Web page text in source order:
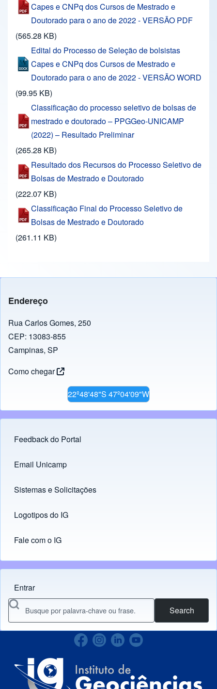
Capes e CNPq dos Cursos de Mestrado e
Doutorado para o ano de 2022 - VERSÃO PDF
(565.28 KB)
Edital do Processo de Seleção de bolsistas
Capes e CNPq dos Cursos de Mestrado e
Doutorado para o ano de 2022 - VERSÃO WORD
(99.95 KB)
Classificação do processo seletivo de bolsas de
mestrado e doutorado – PPGGeo-UNICAMP
(2022) – Resultado Preliminar
(265.28 KB)
Resultado dos Recursos do Processo Seletivo de
Bolsas de Mestrado e Doutorado
(222.07 KB)
Classificação Final do Processo Seletivo de
Bolsas de Mestrado e Doutorado
(261.11 KB)
Endereço
Rua Carlos Gomes, 250
CEP: 13083-855
Campinas, SP
Como chegar
22º48'48"S 47º04'09"W
Footer menu
Feedback do Portal
Links
Email Unicamp
(opens in new tab)
Sistemas e Solicitações
(opens in new tab)
Logotipos do IG
(opens in new tab)
Fale com o IG
Menu do usuário
Entrar
Search